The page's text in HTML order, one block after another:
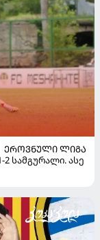
ᲔᲠᲝᲕᲜᲣᲚᲘ ᲚᲘᲒᲐ
სამგურალი. ასე